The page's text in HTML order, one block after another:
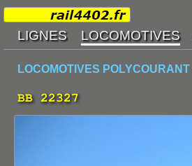
LOCOMOTIVES POLYCOURANT
BB 22327